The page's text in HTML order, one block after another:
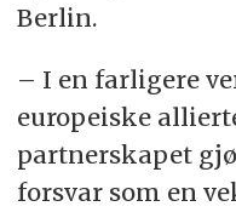
Berlin.
– I en farligere
europeiske
partnerskapet
forsvar som en